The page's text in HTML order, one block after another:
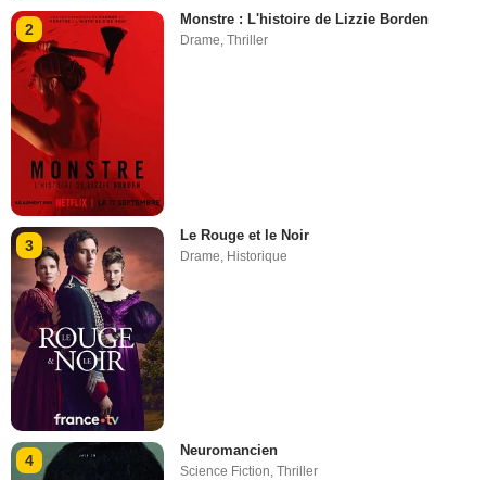
2
Monstre : L'histoire de Lizzie Borden
Drame,Thriller
3
Le Rouge et le Noir
Drame Historique
4
Neuromancien
Science Fiction,Thriller